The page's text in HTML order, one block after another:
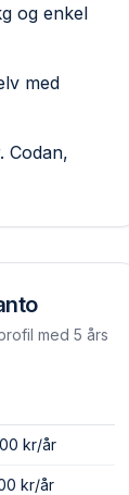
og enkel
med
Codan,
med 5 års
kr/år
kr/år